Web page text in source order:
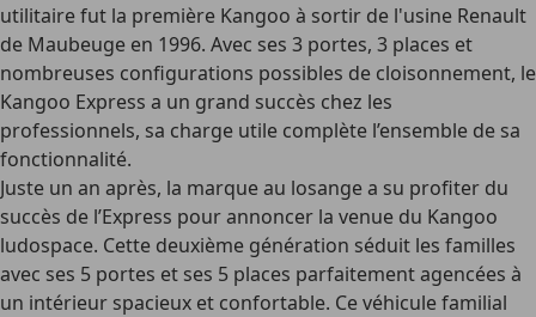
utilitaire fut la première Kangoo à sortir de l'usine Renault
de Maubeuge en 1996. Avec ses 3 portes, 3 places et
nombreuses configurations possibles de cloisonnement, le
Kangoo Express a un grand succès chez les
professionnels, sa charge utile complète l’ensemble de sa
fonctionnalité.
Juste un an après, la marque au losange a su profiter du
succès de l’Express pour annoncer la venue du Kangoo
ludospace. Cette deuxième génération séduit les familles
avec ses 5 portes et ses 5 places parfaitement agencées à
un intérieur spacieux et confortable. Ce véhicule familial